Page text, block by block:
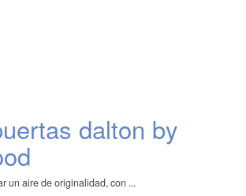
dalton by
un aire de originalidad, con ...